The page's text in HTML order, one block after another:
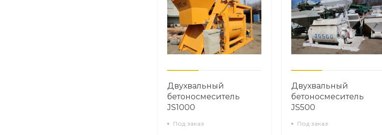
Двухвальный
бетоносмеситель
JS1000
Под заказ
Двухвальный
бетоносмеситель
JS500
Под заказ